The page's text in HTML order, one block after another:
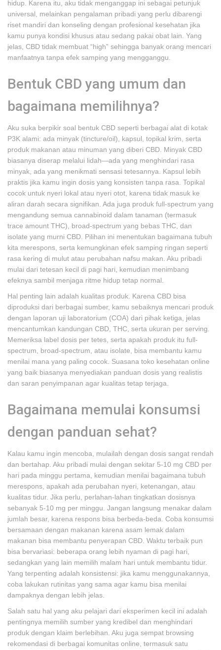
hidup. Karena itu, aku tidak menganggap ini sebagai petunjuk
universal, melainkan pengalaman pribadi yang perlu dibarengi
riset mandiri dan konseling dengan profesional kesehatan jika
kamu punya kondisi khusus atau sedang pakai obat lain. Yang
jelas, CBD tidak membuat “high” sehingga banyak orang mencari
manfaatnya tanpa efek samping yang mengganggu.
Bentuk CBD yang umum dan
bagaimana memilihnya?
Aku suka berpikir soal bentuk CBD seperti berbagai alat di kotak
P3K alami: ada minyak (tincture/oil), kapsul, topikal krim, serta
produk makanan atau minuman yang diberi CBD. Minyak CBD
biasanya diserap melalui lidah—ada yang menghindari rasa
minyak, ada yang menikmati sensasi tetesannya. Kapsul lebih
praktis jika kamu ingin dosis yang konsisten tanpa rasa. Topikal
cocok untuk nyeri lokal atau nyeri otot, karena tidak masuk ke
aliran darah secara signifikan. Ada juga produk full-spectrum yang
mengandung semua cannabinoid dalam tanaman (termasuk
trace amount THC), broad-spectrum yang bebas THC, dan
isolate yang murni CBD. Pilihan ini menentukan bagaimana tubuh
kita merespons, serta kemungkinan efek samping ringan seperti
rasa kering di mulut atau perubahan nafsu makan. Aku pribadi
mulai dari tetesan kecil di pagi hari, kemudian menimbang
efeknya sambil menjaga ritme hidup tetap normal.
Hal penting lain adalah kualitas produk. Karena CBD bisa
diproduksi dari berbagai sumber, kamu sebaiknya mencari produk
dengan laporan uji laboratorium (COA) dari pihak ketiga, jelas
mencantumkan kandungan CBD, THC, serta ukuran per serving.
Memeriksa label dosis per tetes, serta apakah produk itu full-
spectrum, broad-spectrum, atau isolate, bisa membantu kamu
menilai mana yang paling cocok. Suasana toko kesehatan online
yang baik biasanya menyediakan panduan dosis yang realistis
dan saran penyimpanan agar kualitas tetap terjaga.
Bagaimana memulai konsumsi
dengan panduan sehat?
Kalau kamu ingin mencoba, mulailah dengan dosis sangat rendah
dan bertahap. Aku pribadi mulai dengan sekitar 5-10 mg CBD per
hari pada minggu pertama, kemudian menilai bagaimana tubuh
merespons, apakah ada perubahan nyeri, ketenangan, atau
kualitas tidur. Jika perlu, perlahan-lahan tingkatkan dosisnya
sebanyak 5-10 mg per minggu. Jangan langsung menakar dalam
jumlah besar, karena respons bisa berbeda-beda. Coba konsumsi
bersamaan dengan makanan karena asam lemak dalam
makanan bisa membantu penyerapan CBD. Waktu terbaik pun
bisa bervariasi: beberapa orang lebih nyaman di pagi hari,
sedangkan yang lain memilih malam hari untuk membantu tidur.
Yang terpenting adalah konsistensi: jika kamu menggunakannya,
coba lakukan rutinitas yang sama agar kamu bisa menilai
dampaknya dengan lebih jelas.
Salah satu hal yang aku pelajari dari eksperimen kecil ini adalah
pentingnya memilih sumber yang kredibel dan menghindari
produk dengan klaim berlebihan. Aku juga sempat browsing
rekomendasi di berbagai komunitas online, termasuk satu